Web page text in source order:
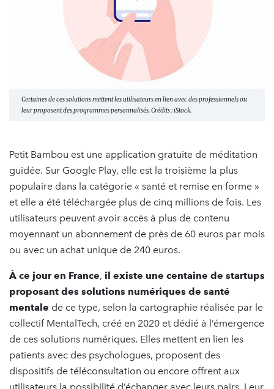
Certaines de ces solutions mettent les utilisateurs en lien avec des professionnels ou
leur proposent des programmes personnalisés. Crédits : iStock.
Petit Bambou est une application gratuite de méditation
guidée. Sur Google Play, elle est la troisième la plus
populaire dans la catégorie « santé et remise en forme »
et elle a été téléchargée plus de cinq millions de fois. Les
utilisateurs peuvent avoir accès à plus de contenu
moyennant un abonnement de près de 60 euros par mois
ou avec un achat unique de 240 euros.
À ce jour en France, il existe une centaine de startups
proposant des solutions numériques de santé
mentale de ce type, selon la cartographie réalisée par le
collectif MentalTech, créé en 2020 et dédié à l’émergence
de ces solutions numériques. Elles mettent en lien les
patients avec des psychologues, proposent des
dispositifs de téléconsultation ou encore offrent aux
utilisateurs la possibilité d’échanger avec leurs pairs. Leur